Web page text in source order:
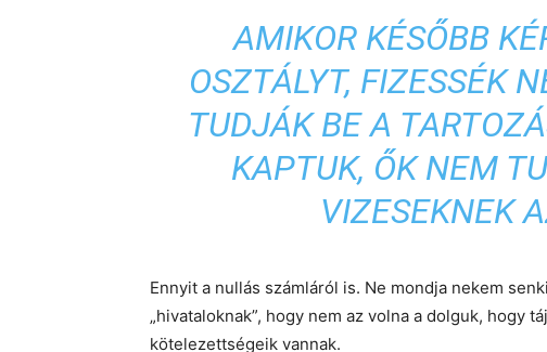
AMIKOR KÉSŐBB
OSZTÁLYT, FIZESSÉK
TUDJÁK BE A
KAPTUK, ŐK NEM
VIZESEKNEK
Ennyit a nullás számláról is. Ne mondja nekem
„hivataloknak”, hogy nem az volna a dolguk, hogy
kötelezettségeik vannak.